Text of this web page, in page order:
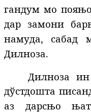
гандум мо
дар замони
намуда, сабад
Дилноза.
Дилноза
дўстдошта
аз дарсњо